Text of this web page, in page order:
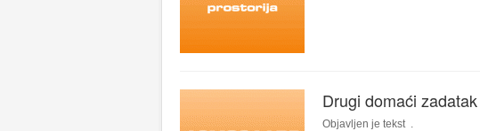
Drugi domaći zadatak
Objavljen je tekst .